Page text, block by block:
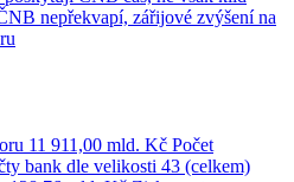
nepřekvapí, zářijové zvýšení na
11 911,00 mld. Kč Počet
bank dle velikosti 43 (celkem)